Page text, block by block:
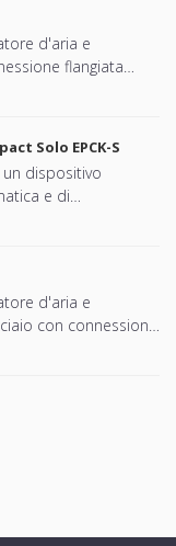
d'aria e
flangiata
Solo EPCK-S
un dispositivo
e di
d'aria e
con connessione